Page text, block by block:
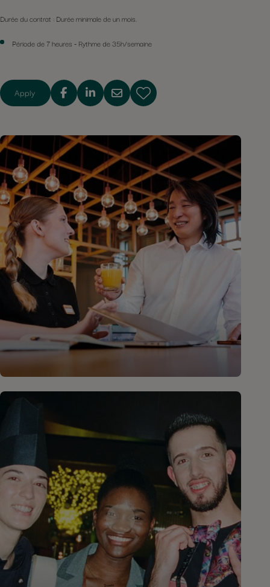
Durée du contrat : Durée minimale de un mois.
Période de 7 heures - Rythme de 35h/semaine
Apply